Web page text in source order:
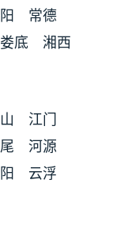
常德
娄底
湘西
江门
河源
云浮